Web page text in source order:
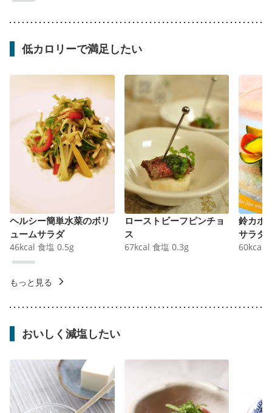
低カロリーで満足したい
ヘルシー簡単水菜のボリ
ュームサラダ
46kcal 食塩 0.5g
ローストビーフピンチョ
ス
67kcal 食塩 0.3g
鈴カボ
サラダ
60kcal
もっと見る
おいしく減塩したい